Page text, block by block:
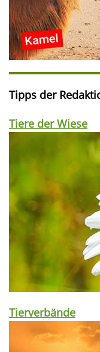
Tipps der
Tiere der Wiese
Tierverbände